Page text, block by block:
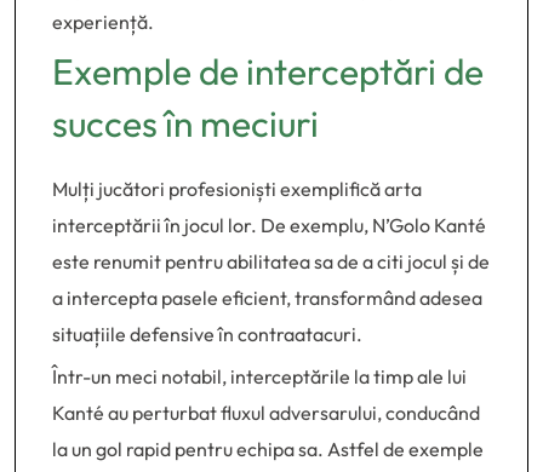
experiență.
Exemple de interceptări de
succes în meciuri
Mulți jucători profesioniști exemplifică arta
interceptării în jocul lor. De exemplu, N’Golo Kanté
este renumit pentru abilitatea sa de a citi jocul și de
a intercepta pasele eficient, transformând adesea
situațiile defensive în contraatacuri.
Într-un meci notabil, interceptările la timp ale lui
Kanté au perturbat fluxul adversarului, conducând
la un gol rapid pentru echipa sa. Astfel de exemple